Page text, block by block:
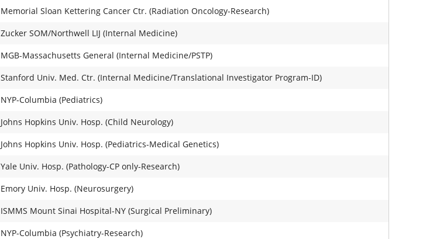
Memorial Sloan Kettering Cancer Ctr. (Radiation Oncology-Research)
Zucker SOM/Northwell LIJ (Internal Medicine)
MGB-Massachusetts General (Internal Medicine/PSTP)
Stanford Univ. Med. Ctr. (Internal Medicine/Translational Investigator Program-ID)
NYP-Columbia (Pediatrics)
Johns Hopkins Univ. Hosp. (Child Neurology)
Johns Hopkins Univ. Hosp. (Pediatrics-Medical Genetics)
Yale Univ. Hosp. (Pathology-CP only-Research)
Emory Univ. Hosp. (Neurosurgery)
ISMMS Mount Sinai Hospital-NY (Surgical Preliminary)
NYP-Columbia (Psychiatry-Research)